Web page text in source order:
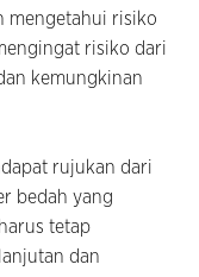
mengetahui risiko
risiko dari
kemungkinan
rujukan dari
bedah yang
tetap
dan